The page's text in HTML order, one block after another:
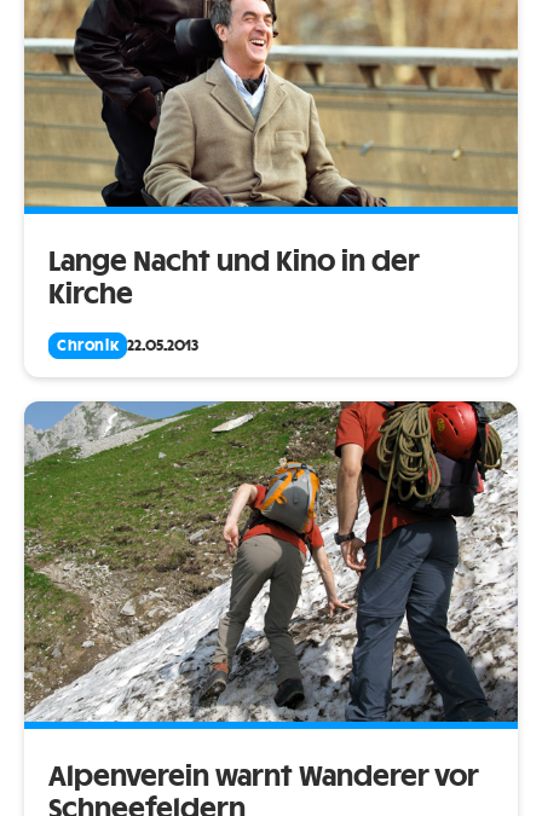
Lange Nacht und Kino in der
Kirche
Chronik 22.05.2013
Alpenverein warnt Wanderer vor
Schneefeldern